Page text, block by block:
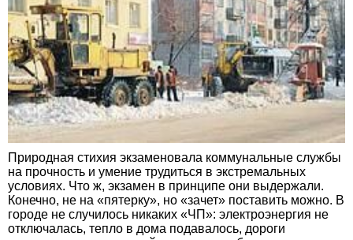
Природная стихия экзаменовала коммунальные службы
на прочность и умение трудиться в экстремальных
условиях. Что ж, экзамен в принципе они выдержали.
Конечно, не на «пятерку», но «зачет» поставить можно. В
городе не случилось никаких «ЧП»: электроэнергия не
отключалась, тепло в дома подавалось, дороги